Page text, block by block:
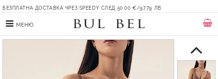
БЕЗПЛАТНА ДОСТАВКА ЧРЕЗ SPEEDY СЛЕД 50.00 €/97.79 ЛВ.
МЕНЮ